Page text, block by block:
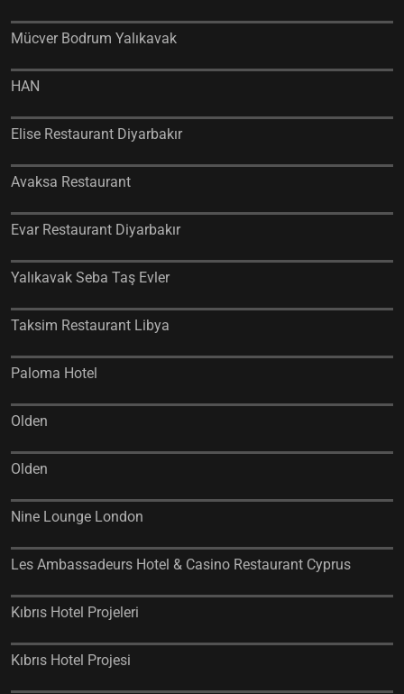
Mücver Bodrum Yalıkavak
HAN
Elise Restaurant Diyarbakır
Avaksa Restaurant
Evar Restaurant Diyarbakır
Yalıkavak Seba Taş Evler
Taksim Restaurant Libya
Paloma Hotel
Olden
Olden
Nine Lounge London
Les Ambassadeurs Hotel & Casino Restaurant Cyprus
Kıbrıs Hotel Projeleri
Kıbrıs Hotel Projesi